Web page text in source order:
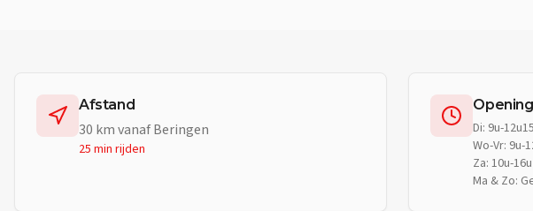
Afstand
30 km vanafBeringen
25 min rijden
Di: 9u-
Wo-Vr: 9u-
Za: 10u-16u
Ma & Zo: